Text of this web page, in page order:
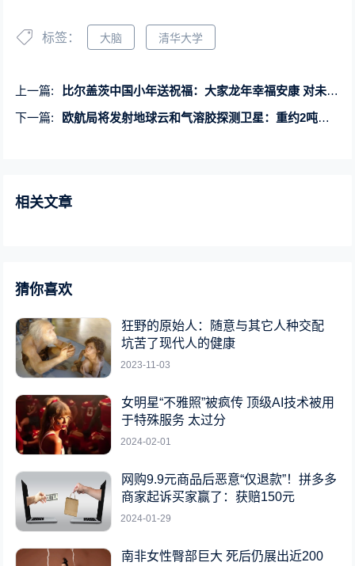
标签： 大脑 清华大学
上一篇:
比尔盖茨中国小年送祝福：大家龙年幸福安康 对未来充满乐观和希望
下一篇:
欧航局将发射地球云和气溶胶探测卫星：重约2吨、携带4套先进仪器
相关文章
猜你喜欢
狂野的原始人：随意与其它人种交配
坑苦了现代人的健康
2023-11-03
女明星“不雅照”被疯传 顶级AI技术被用
于特殊服务 太过分
2024-02-01
网购9.9元商品后恶意“仅退款”！拼多多
商家起诉买家赢了：获赔150元
2024-01-29
南非女性臀部巨大 死后仍展出近200